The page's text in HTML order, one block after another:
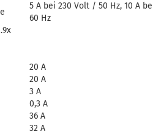
5 A bei 230 Volt / 50 Hz, 10 A
60 Hz
20 A
20 A
3 A
0,3 A
36 A
32 A